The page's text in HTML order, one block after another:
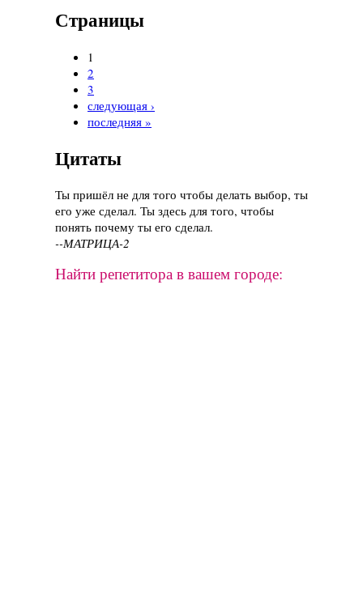
Страницы
1
2
3
следующая ›
последняя »
Цитаты
Ты пришёл не для того чтобы делать выбор, ты
его уже сделал. Ты здесь для того, чтобы
понять почему ты его сделал.
--МАТРИЦА-2
Найти репетитора в вашем городе: